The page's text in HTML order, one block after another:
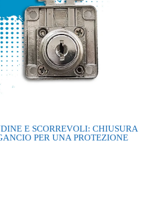
E SCORREVOLI: CHIUSURA
PER UNA PROTEZIONE